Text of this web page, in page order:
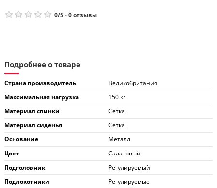
0/5-0отзывы
Подробнее о товаре
Страна производитель
Великобритания
Максимальная нагрузка
150 кг
Материал спинки
Сетка
Материал сиденья
Сетка
Основание
Металл
Цвет
Салатовый
Подголовник
Регулируемый
Подлокотники
Регулируемые